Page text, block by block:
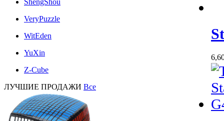
ShengShou
VeryPuzzle
WitEden
YuXin
Z-Cube
ЛУЧШИЕ ПРОДАЖИ Все